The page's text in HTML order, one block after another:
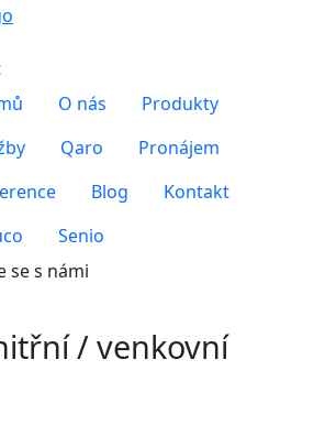
O nás
Produkty
Qaro
Pronájem
Blog
Kontakt
Senio
se s námi
/ venkovní